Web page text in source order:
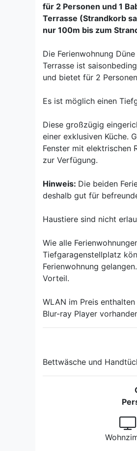
für 2 Personen und 1
Terrasse (Strandkorb
nur 100m bis zum
Die Ferienwohnung
Terrasse ist
und bietet für 2
Es ist möglich einen
Diese großzügig
einer exklusiven Küche.
Fenster mit elektrischen
zur Verfügung.
Hinweis: Die beiden
deshalb gut für
Haustiere sind nicht
Wie alle
Tiefgaragenstellplatz
Ferienwohnung
Vorteil.
WLAN im Preis enthalten
Blur-ray Player
Bettwäsche und